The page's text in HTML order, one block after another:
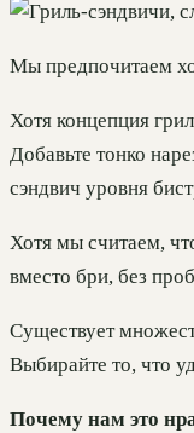
Мы предпочитаем
Хотя концепция
Добавьте тонко
сэндвич уровня
Хотя мы считаем,
вместо бри, без
Существует
Выбирайте то, что
Почему нам это